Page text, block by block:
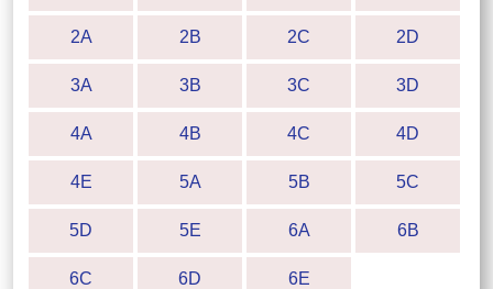
2A 2B 2C 2D
3A 3B 3C 3D
4A 4B 4C 4D
4E 5A 5B 5C
5D 5E 6A 6B
6C 6D 6E